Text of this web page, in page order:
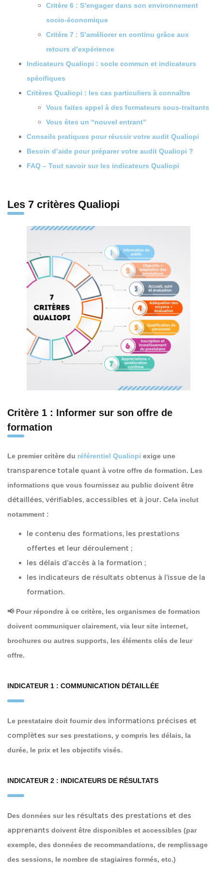
Critère 6 : S’engager dans son environnement
socio-économique
Critère 7 : S’améliorer en continu grâce aux
retours d’expérience
Indicateurs Qualiopi : socle commun et indicateurs
spécifiques
Critères Qualiopi : les cas particuliers à connaître
Vous faites appel à des formateurs sous-traitants
Vous êtes un “nouvel entrant”
Conseils pratiques pour réussir votre audit Qualiopi
Besoin d’aide pour préparer votre audit Qualiopi ?
FAQ – Tout savoir sur les indicateurs Qualiopi
Les 7 critères Qualiopi
Critère 1 : Informer sur son offre de
formation
Le premier critère du référentiel Qualiopi exige une
transparence totale quant à votre offre de formation. Les
informations que vous fournissez au public doivent être
détaillées, vérifiables, accessibles et à jour. Cela inclut
notamment :
le contenu des formations, les prestations
offertes et leur déroulement ;
les délais d’accès à la formation ;
les indicateurs de résultats obtenus à l’issue de la
formation.
📢 Pour répondre à ce critère, les organismes de formation
doivent communiquer clairement, via leur site internet,
brochures ou autres supports, les éléments clés de leur
offre.
INDICATEUR 1 : COMMUNICATION DÉTAILLÉE
Le prestataire doit fournir des informations précises et
complètes sur ses prestations, y compris les délais, la
durée, le prix et les objectifs visés.
INDICATEUR 2 : INDICATEURS DE RÉSULTATS
Des données sur les résultats des prestations et des
apprenants doivent être disponibles et accessibles (par
exemple, des données de recommandations, de remplissage
des sessions, le nombre de stagiaires formés, etc.)